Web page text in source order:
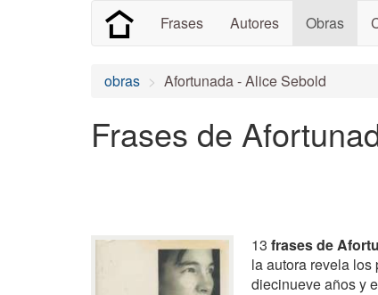
Frases Autores Obras
obras Afortunada - Alice Sebold
Frases de
13 frases de
la autora revela
diecinueve años y